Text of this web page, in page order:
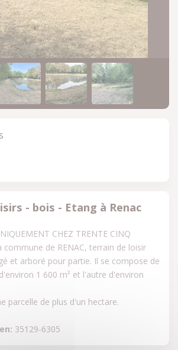
- bois - Etang à Renac
CHEZ TRENTE CINQ
commune de RENAC, terrain de loisir
et arboré pour partie. Il se compose de
1 600 m² et l'autre d'environ
parcelle de plus d'un hectare.
35129-6305